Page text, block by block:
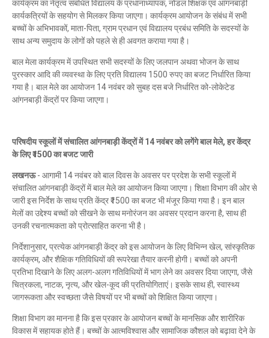
कार्यक्रम का नेतृत्व संबंधित विद्यालय के प्रधानाध्यापक, नोडल शिक्षक एवं आंगनबाड़ी
कार्यकत्रियों के सहयोग से मिलकर किया जाएगा। कार्यक्रम आयोजन के संबंध में सभी
बच्चों के अभिभावकों, माता-पिता, ग्राम प्रधान एवं विद्यालय प्रबंध समिति के सदस्यों के
साथ अन्य समुदाय के लोगों को पहले से ही अवगत कराया गया है।
बाल मेला कार्यक्रम में उपस्थित सभी सदस्यों के लिए जलपान अथवा भोजन के साथ
पुरस्कार आदि की व्यवस्था के लिए प्रति विद्यालय 1500 रुपए का बजट निर्धारित किया
गया है। बाल मेले का आयोजन 14 नवंबर को सुबह दस बजे निर्धारित को-लोकेटेड
आंगनबाड़ी केंद्रों पर किया जाएगा।
परिषदीय स्कूलों में संचालित आंगनबाड़ी केंद्रों में 14 नवंबर को लगेंगे बाल मेले, हर केंद्र
के लिए ₹1500 का बजट जारी
लखनऊ- आगामी 14 नवंबर को बाल दिवस के अवसर पर प्रदेश के सभी स्कूलों में
संचालित आंगनबाड़ी केंद्रों में बाल मेले का आयोजन किया जाएगा। शिक्षा विभाग की ओर से
जारी इस निर्देश के साथ प्रति केंद्र ₹1500 का बजट भी मंजूर किया गया है। इन बाल
मेलों का उद्देश्य बच्चों को सीखने के साथ मनोरंजन का अवसर प्रदान करना है, साथ ही
उनकी रचनात्मकता को प्रोत्साहित करना भी है।
निर्देशानुसार, प्रत्येक आंगनबाड़ी केंद्र को इस आयोजन के लिए विभिन्न खेल, सांस्कृतिक
कार्यक्रम, और शैक्षिक गतिविधियों की रूपरेखा तैयार करनी होगी। बच्चों को अपनी
प्रतिभा दिखाने के लिए अलग-अलग गतिविधियों में भाग लेने का अवसर दिया जाएगा, जैसे
चित्रकला, नाटक, नृत्य, और खेल-कूद की प्रतियोगिताएं। इसके साथ ही, स्वास्थ्य
जागरूकता और स्वच्छता जैसे विषयों पर भी बच्चों को शिक्षित किया जाएगा।
शिक्षा विभाग का मानना है कि इस प्रकार के आयोजन बच्चों के मानसिक और शारीरिक
विकास में सहायक होते हैं। बच्चों के आत्मविश्वास और सामाजिक कौशल को बढ़ावा देने के